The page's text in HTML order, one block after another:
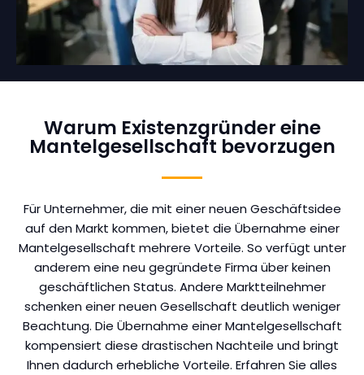
Warum Existenzgründer eine
Mantelgesellschaft bevorzugen
Für Unternehmer, die mit einer neuen Geschäftsidee
auf den Markt kommen, bietet die Übernahme einer
Mantelgesellschaft mehrere Vorteile. So verfügt unter
anderem eine neu gegründete Firma über keinen
geschäftlichen Status. Andere Marktteilnehmer
schenken einer neuen Gesellschaft deutlich weniger
Beachtung. Die Übernahme einer Mantelgesellschaft
kompensiert diese drastischen Nachteile und bringt
Ihnen dadurch erhebliche Vorteile. Erfahren Sie alles